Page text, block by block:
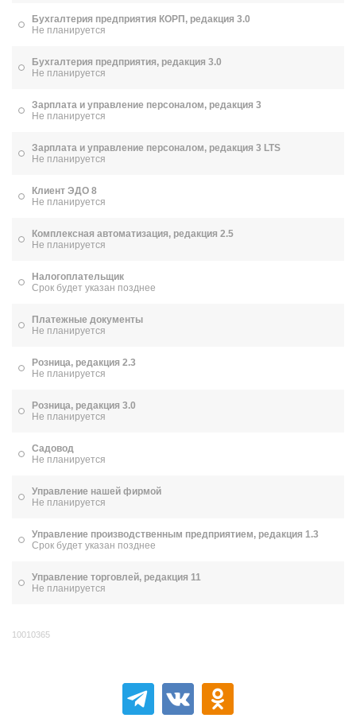
Бухгалтерия предприятия КОРП, редакция 3.0
Не планируется
Бухгалтерия предприятия, редакция 3.0
Не планируется
Зарплата и управление персоналом, редакция 3
Не планируется
Зарплата и управление персоналом, редакция 3 LTS
Не планируется
Клиент ЭДО 8
Не планируется
Комплексная автоматизация, редакция 2.5
Не планируется
Налогоплательщик
Срок будет указан позднее
Платежные документы
Не планируется
Розница, редакция 2.3
Не планируется
Розница, редакция 3.0
Не планируется
Садовод
Не планируется
Управление нашей фирмой
Не планируется
Управление производственным предприятием, редакция 1.3
Срок будет указан позднее
Управление торговлей, редакция 11
Не планируется
10010365